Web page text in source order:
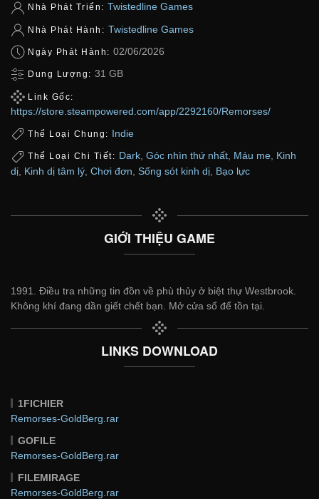
Nhà Phát Triển: Twistedline Games
Nhà Phát Hành: Twistedline Games
Ngày Phát Hành: 02/06/2026
Dung Lượng: 31 GB
Link Gốc:
https://store.steampowered.com/app/2292160/Remorses/
Thể Loại Chung: Indie
Thể Loại Chi Tiết: Dark, Góc nhìn thứ nhất, Máu me, Kinh
dị Kinh dị tâm lý Chơi đơn Sống sót kinh dị Bạo lực
GIỚI THIỆU GAME
1991. Điều tra những tin đồn về phù thủy ở biệt thự Westbrook.
Không khí đang dần giết chết bạn. Mở cửa sổ để tồn tại.
LINKS DOWNLOAD
1FICHIER
Remorses-GoldBerg.rar
GOFILE
Remorses-GoldBerg.rar
FILEMIRAGE
Remorses-GoldBerg.rar